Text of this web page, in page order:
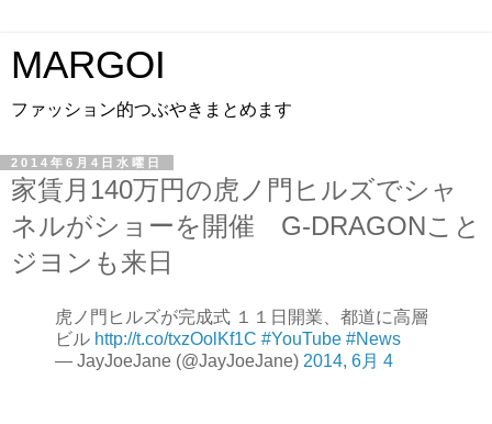
MARGOI
ファッション的つぶやきまとめます
2014年6月4日水曜日
家賃月140万円の虎ノ門ヒルズでシャ
ネルがショーを開催 G-DRAGONこと
ジヨンも来日
虎ノ門ヒルズが完成式 １１日開業、都道に高層
ビル http://t.co/txzOolKf1C #YouTube #News
— JayJoeJane (@JayJoeJane) 2014, 6月 4